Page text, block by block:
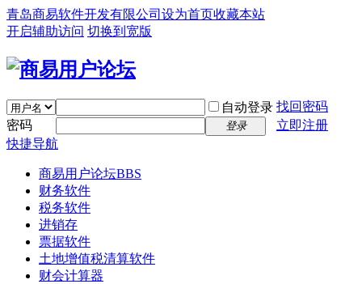
青岛商易软件开发有限公司 设为首页收藏本站
开启辅助访问 切换到宽版
自动登录 找回密码
密码
登录
立即注册
快捷导航
商易用户论坛BBS
财务软件
税务软件
进销存
票据软件
土地增值税清算软件
财会计算器